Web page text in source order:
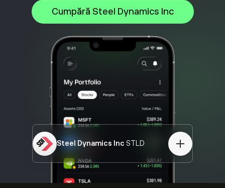
Cumpără Steel Dynamics Inc
Steel Dynamics Inc STLD